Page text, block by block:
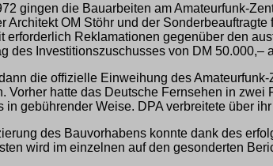
gingen die Bauarbeiten am Amateurfunk-
Architekt OM Stöhr und der
erforderlich Reklamationen gegenüber den
des Investitionszuschusses von DM 50.000,–
die offizielle Einweihung des
Vorher hatte das Deutsche Fernsehen in
in gebührender Weise. DPA verbreitete über
des Bauvorhabens konnte dank des
wird im einzelnen auf den gesonderten